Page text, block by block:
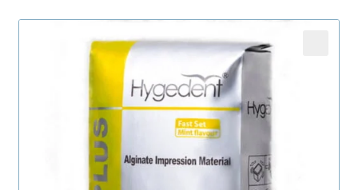
Procedimientos ▸
Desechables ▸
Productos Más Vendidos ▸